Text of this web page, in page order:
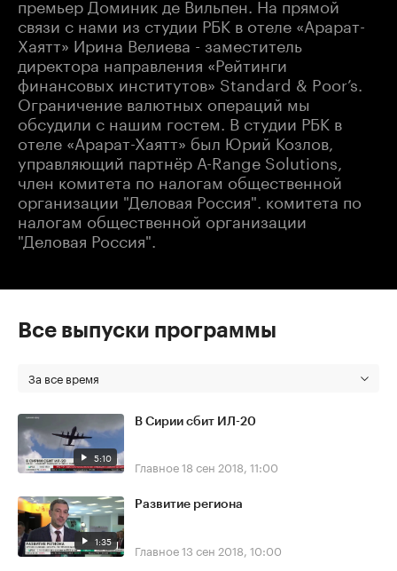
связи с нами из студии РБК в отеле «Арарат-
Хаятт» Ирина Велиева - заместитель
директора направления «Рейтинги
финансовых институтов» Standard & Poor’s.
Ограничение валютных операций мы
обсудили с нашим гостем. В студии РБК в
отеле «Арарат-Хаятт» был Юрий Козлов,
управляющий партнёр A-Range Solutions,
член комитета по налогам общественной
организации "Деловая Россия". комитета по
налогам общественной организации
"Деловая Россия".
Все выпуски программы
За все время
5:10
В Сирии сбит ИЛ-20
Главное18 сен 2018, 11:00
1:35
Развитие региона
Главное13 сен 2018, 10:00